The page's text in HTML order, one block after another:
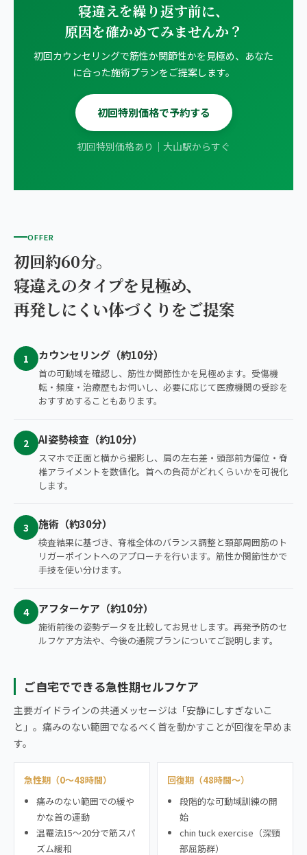
寝違えを繰り返す前に、
原因を確かめてみませんか？
初回カウンセリングで筋性か関節性かを見極め、あなた
に合った施術プランをご提案します。
初回特別価格で予約する
初回特別価格あり｜大山駅からすぐ
OFFER
初回約60分。
寝違えのタイプを見極め、
再発しにくい体づくりをご提案
1 カウンセリング（約10分）
首の可動域を確認し、筋性か関節性かを見極めます。受傷機
転・頻度・治療歴もお伺いし、必要に応じて医療機関の受診を
おすすめすることもあります。
2 AI姿勢検査（約10分）
スマホで正面と横から撮影し、肩の左右差・頭部前方偏位・脊
椎アライメントを数値化。首への負荷がどれくらいかを可視化
します。
3 施術（約30分）
検査結果に基づき、脊椎全体のバランス調整と頚部周囲筋のト
リガーポイントへのアプローチを行います。筋性か関節性かで
手技を使い分けます。
4 アフターケア（約10分）
施術前後の姿勢データを比較してお見せします。再発予防のセ
ルフケア方法や、今後の通院プランについてご説明します。
ご自宅でできる急性期セルフケア
主要ガイドラインの共通メッセージは「安静にしすぎないこ
と」。痛みのない範囲でなるべく首を動かすことが回復を早めま
す。
急性期（0〜48時間）
痛みのない範囲での緩や
かな首の運動
温罨法15〜20分で筋スパ
ズム緩和
回復期（48時間〜）
段階的な可動域訓練の開
始
chin tuck exercise（深頸
部屈筋群）